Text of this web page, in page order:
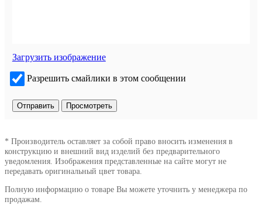
Загрузить изображение
Разрешить смайлики в этом сообщении
* Производитель оставляет за собой право вносить изменения в
конструкцию и внешний вид изделий без предварительного
уведомления. Изображения представленные на сайте могут не
передавать оригинальный цвет товара.
Полную информацию о товаре Вы можете уточнить у менеджера по
продажам.